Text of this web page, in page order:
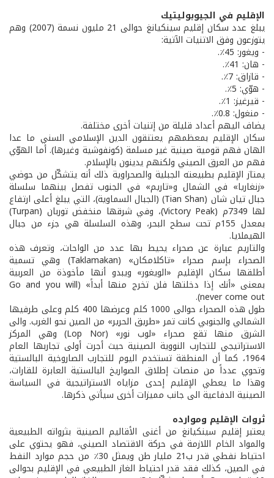
الإقليم في الجيوبوليتيك
يبلغ عدد سكان إقليم سينكيانغ حوالى 21 مليون نسمة (2007) وهم
يتوزعون وفق الاتنيات الآتية:
- ويغور: 45٪.
- هان: 41٪.
- قازاق: 7٪.
- هوّي: 5٪.
- قيرغيز: 1٪.
- منغول: 0.8٪.
يضاف اليهم أعداد قليلة من إتنيات أخرى مختلفة.
سكان الإقليم بمعظمهم يعتنقون الدين الإسلامي السني ما عدا
الهان فهم قومية صينية غير مسلمة (كونفوشية وغيرها). أما الهوّي
فهم من العرق الصيني ولكنهم يدينون بالإسلام.
يمتاز الإقليم بطبيعته الجبلية والصحراوية ذلك أنه يتشكّل من حوضي
«زنغاريا» في الشمال و«تاريم» في الجنوب تفصل بينهما سلسلة
جبال تيان شان (Tian Shan) (الجبال السماوية)، التي يبلغ أعلى ارتفاع
لها 7349م (Victory Peak)، وفي شرقها منخفض توربان (Turpan)
بمعدل 155م تحت سطح البحر، وهذه السلسلة هي جزء من جبال
الهيملايا.
والتاريم عبارة عن صحراء يحيط بها عدد من الواحات، وتعرف هذه
الصحراء بإسم صحراء «تاكلامكان» (Taklamakan) وهي تسمية
أطلقها سكان الإقليم «الويغور» ويبدو أنها مأخوذة من العربية
بمعنى «أنك إذا دخلتها فلن تخرج منها أبداً» (Go and you will
never come out).
طول هذه الصحراء حوالى 1000 كلم وعرضها 400 كلم وعلى طرفيها
الشمالي والجنوبي كانت تمر «طريق الحرير» من الصين نحو الغرب. والى
الشرق منها تقع صحراء «لوب نور» (Lop Nor) وهي المركز
الاستراتيجي للتجارب النووية الصينية حيث أجرت أولى تجاربها العام
1964، كما أن المنطقة تستخدم اليوم للتجارب الصاروخية البالستية
وتحوي عدداً من منصات إطلاق الصواريخ البالستية العابرة للقارات،
وهذا ما يعطي الإقليم إحدى مزاياه الاستراتيجية في السياسة
الصينية الدفاعية الى جانب مميزات أخرى سيأتي ذكرها.
ثروات الإقليم وموارده
يعتبر إقليم سينكيانغ من أغنى الأقاليم الصينية بثرواته الطبيعية
والمواد الخام اللازمة في حركة الاقتصاد الصيني، فهو يحتوي على
احتياط نفطي قدر ب21 مليار طن ويمثل 30٪ من حجم موارد النفط
في الصين، كذلك فقد قدر احتياط الغاز الطبيعي في الإقليم بحوالى